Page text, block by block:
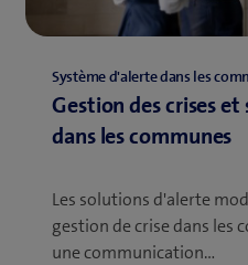
Système d'alerte dans les
Gestion des crises
dans les communes
Les solutions d'alerte
gestion de crise dans les
une communication…